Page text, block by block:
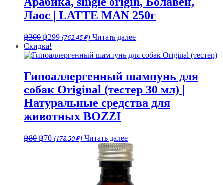
Лаос | LATTE MAN 250г
฿300 Первоначальная
цена
составляла
฿299Текущая
฿299.
(762.45 ₽) Читать далее
Скидка!
Гипоаллергенный шампунь для
собак Original (тестер 30 мл) |
Натуральные средства для
животных BOZZI
฿80 Первоначальная
฿70Текущая
(178.50 ₽) Читать далее